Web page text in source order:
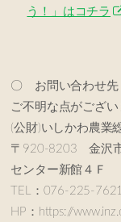
う！」はコチラ
〇 お問い合わせ先
ご不明な点がござい
(公財)いしかわ農業
〒920-8203 金沢市
センター新館４Ｆ
TEL：076-225-
HP：https://